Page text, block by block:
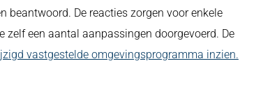
beantwoord. De reacties zorgen voor enkele
een aantal aanpassingen doorgevoerd. De
vastgestelde omgevingsprogramma inzien.